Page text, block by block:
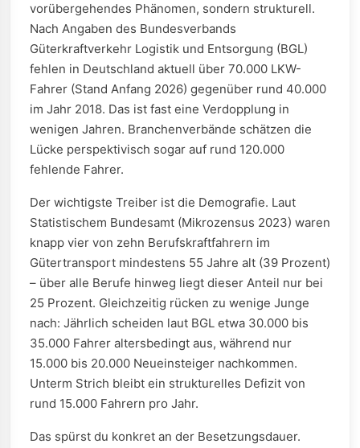
vorübergehendes Phänomen, sondern strukturell.
Nach Angaben des Bundesverbands
Güterkraftverkehr Logistik und Entsorgung (BGL)
fehlen in Deutschland aktuell über 70.000 LKW-
Fahrer (Stand Anfang 2026) gegenüber rund 40.000
im Jahr 2018. Das ist fast eine Verdopplung in
wenigen Jahren. Branchenverbände schätzen die
Lücke perspektivisch sogar auf rund 120.000
fehlende Fahrer.
Der wichtigste Treiber ist die Demografie. Laut
Statistischem Bundesamt (Mikrozensus 2023) waren
knapp vier von zehn Berufskraftfahrern im
Gütertransport mindestens 55 Jahre alt (39 Prozent)
– über alle Berufe hinweg liegt dieser Anteil nur bei
25 Prozent. Gleichzeitig rücken zu wenige Junge
nach: Jährlich scheiden laut BGL etwa 30.000 bis
35.000 Fahrer altersbedingt aus, während nur
15.000 bis 20.000 Neueinsteiger nachkommen.
Unterm Strich bleibt ein strukturelles Defizit von
rund 15.000 Fahrern pro Jahr.
Das spürst du konkret an der Besetzungsdauer.